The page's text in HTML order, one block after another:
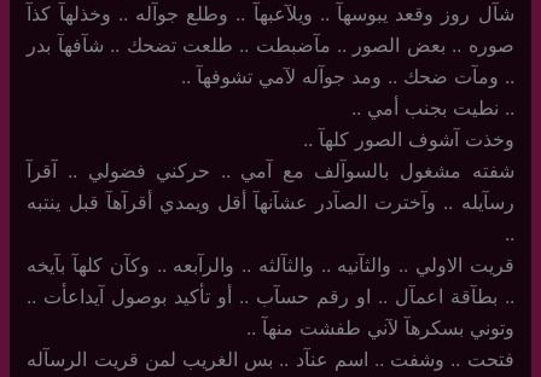
شآل روز وقعد يبوسهآ .. ويلآعبهآ .. وطلع جوآله .. وخذلهآ كذآ
صوره .. بعض الصور .. مآضبطت .. طلعت تضحك .. شآفهآ بدر
.. ومآت ضحك .. ومد جوآله لآمي تشوفهآ ..
..‏ نطيت بجنب أمي ..
وخذت آشوف الصور كلهآ ..
شفته مشغول بالسوآلف مع آمي .. حركني فضولي .. آقرآ
رسآيله .. وآخترت الصآدر عشآنهآ أقل ويمدي أقرآهآ قبل ينتبه
..
قريت الاولي .. والثآنيه .. والثآلثه .. والرآبعه .. وكآن كلهآ بآيخه
.. بطآقة اعمآل .. او رقم حسآب .. أو تأكيد بوصول آيداعأت ..
وتوني بسكرهآ لآني طفشت منهآ ..
فتحت .. وشفت .. اسم عنآد .. بس الغريب لمن قريت الرسآله